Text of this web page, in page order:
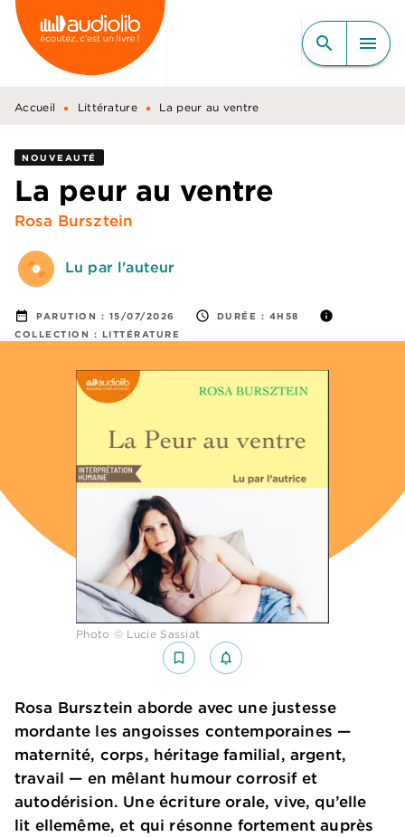
MENU RECHERCHE
CONTENU
PIED DE PAGE
search menu
Accueil • Littérature • La peur au ventre
NOUVEAUTÉ
La peur au ventre
Rosa Bursztein
Lu par l'auteur
date_range PARUTION : 15/07/2026 access_time DURÉE : 4H58 info
COLLECTION : LITTÉRATURE
Photo © Lucie Sassiat
bookmark_border notifications_none_outlined
Rosa Bursztein aborde avec une justesse
mordante les angoisses contemporaines —
maternité, corps, héritage familial, argent,
travail — en mêlant humour corrosif et
autodérision. Une écriture orale, vive, qu’elle
lit ellemême, et qui résonne fortement auprès